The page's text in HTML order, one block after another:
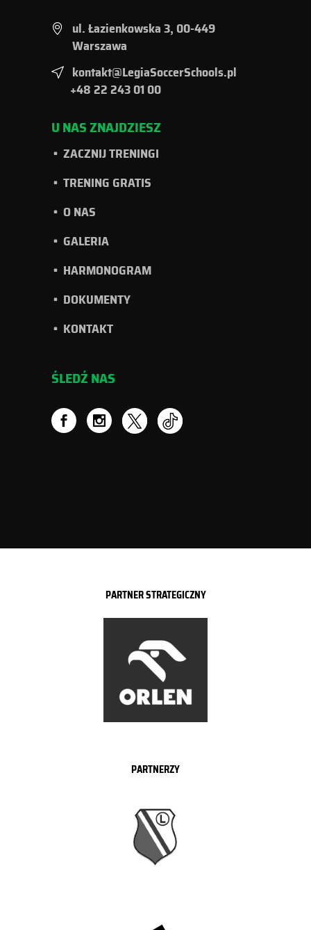
ul. Łazienkowska 3, 00-449
Warszawa
kontakt@LegiaSoccerSchools.pl
+48 22 243 01 00
U NAS ZNAJDZIESZ
ZACZNIJ TRENINGI
TRENING GRATIS
O NAS
GALERIA
HARMONOGRAM
DOKUMENTY
KONTAKT
ŚLEDŹ NAS
PARTNER STRATEGICZNY
PARTNERZY